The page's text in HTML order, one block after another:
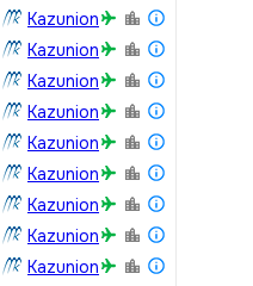
Kazunion
Kazunion
Kazunion
Kazunion
Kazunion
Kazunion
Kazunion
Kazunion
Kazunion